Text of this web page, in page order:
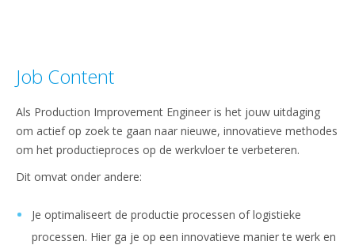
Job Content
Als Production Improvement Engineer is het jouw uitdaging
om actief op zoek te gaan naar nieuwe, innovatieve methodes
om het productieproces op de werkvloer te verbeteren.
Dit omvat onder andere:
Je optimaliseert de productie processen of logistieke
processen. Hier ga je op een innovatieve manier te werk en